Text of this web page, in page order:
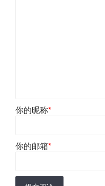
你的昵称*
你的邮箱*